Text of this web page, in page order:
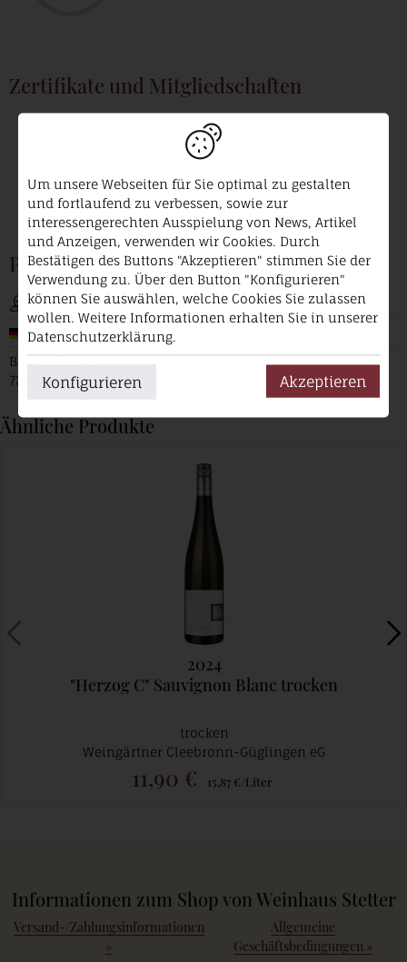
Zertifikate und Mitgliedschaften
Produzent
Jürgen Ellwanger
Deutschland / Württemberg
Bachstraße 27
73650 Winterbach
Ähnliche Produkte
2024
"Herzog C" Sauvignon Blanc trocken
trocken
Weingärtner Cleebronn-Güglingen eG
11,90 € 15,87 €/Liter
Informationen zum Shop von Weinhaus Stetter
Versand-/Zahlungsinformationen
»
Allgemeine
Geschäftsbedingungen »
Um unsere Webseiten für Sie optimal zu gestalten
und fortlaufend zu verbessen, sowie zur
interessengerechten Ausspielung von News, Artikel
und Anzeigen, verwenden wir Cookies. Durch
Bestätigen des Buttons "Akzeptieren" stimmen Sie der
Verwendung zu. Über den Button "Konfigurieren"
können Sie auswählen, welche Cookies Sie zulassen
wollen. Weitere Informationen erhalten Sie in unserer
Datenschutzerklärung.
Konfigurieren Akzeptieren